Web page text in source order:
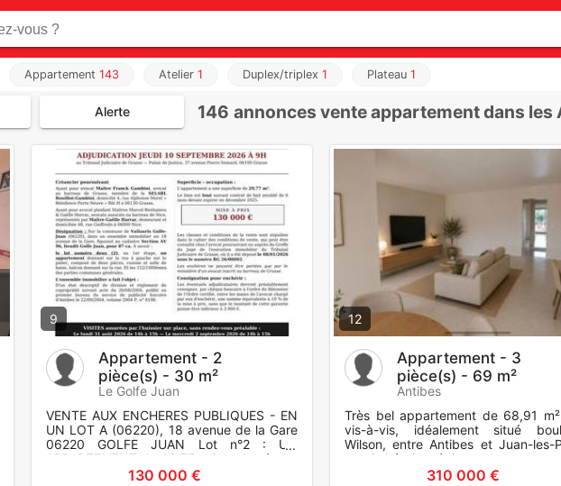
Appartement 143 Atelier 1 Duplex/triplex 1 Plateau 1
Alerte 146 annonces vente appartement dans
9
Appartement - 2
pièce(s) - 30 m²
Le Golfe Juan
VENTE AUX ENCHERES PUBLIQUES - EN
UN LOT A (06220), 18 avenue de la Gare
06220 GOLFE JUAN Lot n°2 : UN
APPARTEMENT de 29.77 m2 au 1er étage
de deux pièces cuisine et salle de bains
130 000 €
12
Appartement - 3
pièce(s) - 69 m²
Antibes
Très bel appartement de 68,91
vis-à-vis, idéalement situé
Wilson, entre Antibes et Juan-les-
proximité immédiate des
commerces, des écoles et
310 000 €